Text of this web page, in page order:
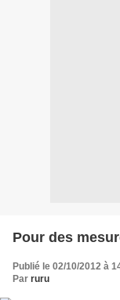
Pour des
Publié le 02/10/2012 à
Par ruru